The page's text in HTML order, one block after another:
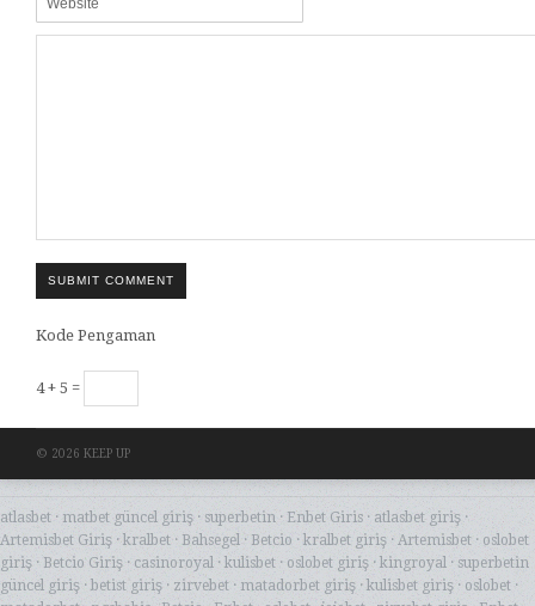
SUBMIT COMMENT
Kode Pengaman
4 + 5 =
© 2026 KEEP UP
atlasbet · matbet güncel giriş · superbetin · Enbet Giris · atlasbet giriş ·
Artemisbet Giriş ·kralbet · Bahsegel · Betcio · kralbet giriş · Artemisbet · oslobet
giriş · Betcio Giriş· casinoroyal · kulisbet · oslobet giriş · kingroyal · superbetin
güncel giriş · betist giriş · zirvebet · matadorbet giriş · kulisbet giriş · oslobet ·